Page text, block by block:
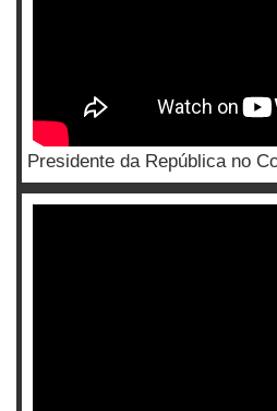
Presidente da República no